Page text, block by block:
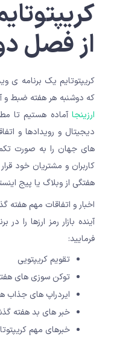
از فصل
کریپتوتایم یک برنامه ی
که دوشنبه هر هفته ضبط و
ارزینجاآماده هستیم تا مطالب
دیجیتال و رویدادها و
های جهان را به صورت
کاربران و مشتریان خود قرار
هفتگی از وبلاگ یا پیج
اخبار و اتفاقات مهم هفته
آینده بازار رمز ارزها را در
فرمایید:
تقویم کریپتویی
توکن سوزی های هفته
ایردراپ های جذاب هفته
خبر های بد هفته گذشته
خبرهای مهم